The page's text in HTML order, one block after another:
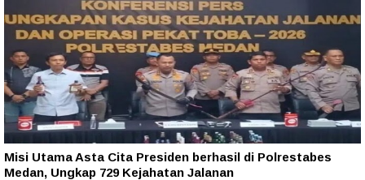
Misi Utama Asta Cita Presiden berhasil di Polrestabes
Medan, Ungkap 729 Kejahatan Jalanan